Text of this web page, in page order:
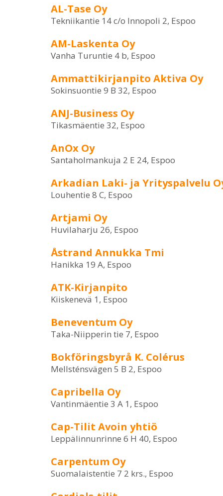
AL-Tase Oy
Tekniikantie 14 c/o Innopoli 2, Espoo
AM-Laskenta Oy
Vanha Turuntie 4 b, Espoo
Ammattikirjanpito Aktiva Oy
Sokinsuontie 9 B 32, Espoo
ANJ-Business Oy
Tikasmäentie 32, Espoo
AnOx Oy
Santaholmankuja 2 E 24, Espoo
Arkadian Laki- ja Yrityspalvelu
Louhentie 8 C, Espoo
Artjami Oy
Huvilaharju 26, Espoo
Åstrand Annukka Tmi
Hanikka 19 A, Espoo
ATK-Kirjanpito
Kiiskenevä 1, Espoo
Beneventum Oy
Taka-Niipperin tie 7, Espoo
Bokföringsbyrå K. Colérus
Mellsténsvägen 5 B 2, Espoo
Capribella Oy
Vantinmäentie 3 A 1, Espoo
Cap-Tilit Avoin yhtiö
Leppälinnunrinne 6 H 40, Espoo
Carpentum Oy
Suomalaistentie 7 2 krs., Espoo